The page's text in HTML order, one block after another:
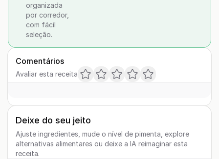
organizada
por corredor,
com fácil
seleção.
Comentários
Avaliar esta receita
Deixe do seu jeito
Ajuste ingredientes, mude o nível de pimenta, explore
alternativas alimentares ou deixe a IA reimaginar esta
receita.